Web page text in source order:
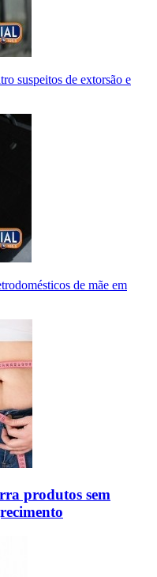
suspeitos de extorsão e
de mãe em
produtos sem